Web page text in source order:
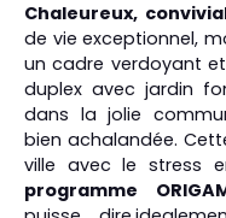
Chaleureux,
de vie exceptionnel,
un cadre verdoyant
duplex avec jardin
dans la jolie
bien achalandée.
ville avec le stress
programme